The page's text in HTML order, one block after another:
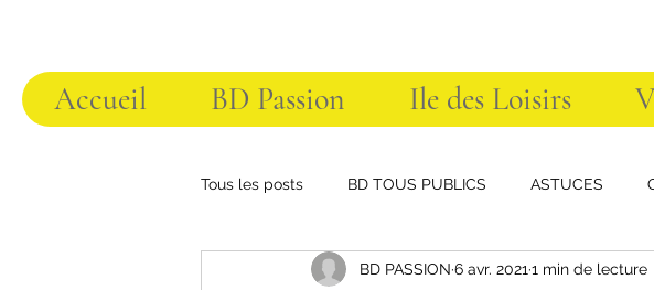
Accueil BD Passion Ile des Loisirs
Tous les posts BD TOUS PUBLICS ASTUCES
BD PASSION 6 avr. 2021 1 min de lecture